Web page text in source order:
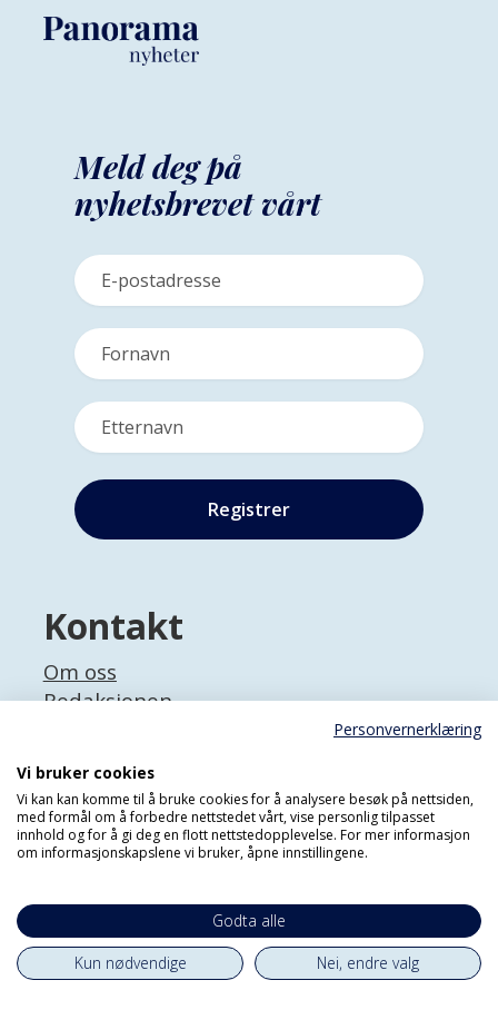
Meld deg på
nyhetsbrevet vårt
Kontakt
Om oss
Redaksjonen
Adresse
Bygdøy allé 2
0257 OSLO
Panorama Nyheter er et uavhengig
Sjefredaktøren er ansvarlig for
innholdet.
Personvernerklæring
Vi bruker cookies
Vi kan kan komme til å bruke cookies for å analysere besøk på nettsiden,
med formål om å forbedre nettstedet vårt, vise personlig tilpasset
innhold og for å gi deg en flott nettstedopplevelse. For mer informasjon
om informasjonskapslene vi bruker, åpne innstillingene.
Godta alle
Kun nødvendige
Nei, endre valg